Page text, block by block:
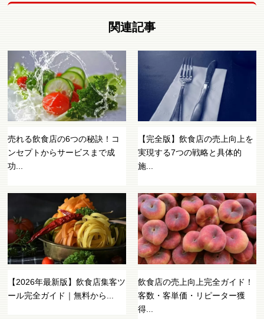
関連記事
売れる飲食店の6つの秘訣！コ
ンセプトからサービスまで成
功...
【完全版】飲食店の売上向上を
実現する7つの戦略と具体的
施...
【2026年最新版】飲食店集客ツ
ール完全ガイド｜無料から...
飲食店の売上向上完全ガイド！
客数・客単価・リピーター獲
得...